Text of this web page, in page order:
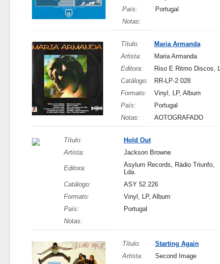
País:
Portugal
Notas:
Título:
Maria Armanda
Artista:
Maria Armanda
Editora:
Riso E Ritmo Discos,
Catálogo:
RR-LP-2 028
Formato:
Vinyl, LP, Album
País:
Portugal
Notas:
AOTOGRAFADO
Título:
Hold Out
Artista:
Jackson Browne
Editora:
Asylum Records, Rádio Triunfo,
Lda.
Catálogo:
ASY 52 226
Formato:
Vinyl, LP, Album
País:
Portugal
Notas:
Título:
Starting Again
Artista:
Second Image